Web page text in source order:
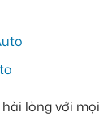
lòng với mọi